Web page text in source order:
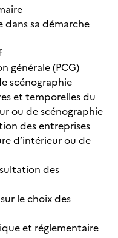
dans sa démarche
générale (PCG)
scénographie
et temporelles du
ou de scénographie
des entreprises
d’intérieur ou de
des
le choix des
et réglementaire